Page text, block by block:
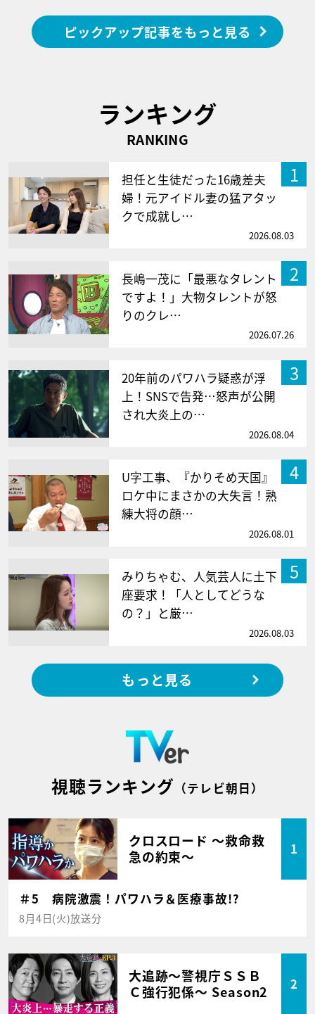
ピックアップ記事をもっと見る
ランキング
RANKING
1
担任と生徒だった16歳差夫
婦！元アイドル妻の猛アタッ
クで成就し…
2026.08.03
2
長嶋一茂に「最悪なタレント
ですよ！」大物タレントが怒
りのクレ…
2026.07.26
3
20年前のパワハラ疑惑が浮
上！SNSで告発…怒声が公開
され大炎上の…
2026.08.04
4
U字工事、『かりそめ天国』
ロケ中にまさかの大失言！熟
練大将の顔…
2026.08.01
5
みりちゃむ、人気芸人に土下
座要求！「人としてどうな
の？」と厳…
2026.08.03
もっと見る
視聴ランキング （テレビ朝日）
クロスロード ～救命救
急の約束～
1
＃5 病院激震！パワハラ＆医療事故!?
8月4日(火)放送分
大追跡～警視庁ＳＳＢ
Ｃ強行犯係～ Season2
2